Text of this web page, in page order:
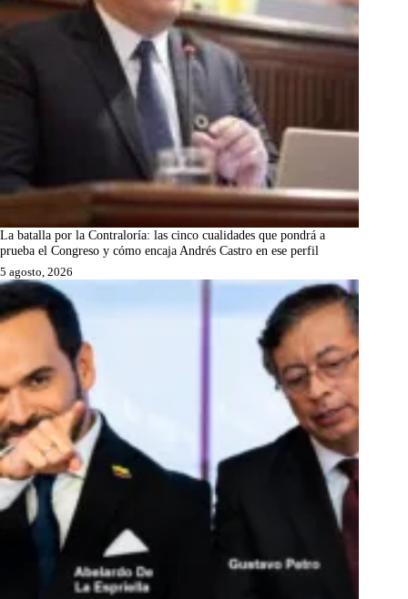
La batalla por la Contraloría: las cinco cualidades que pondrá a
prueba el Congreso y cómo encaja Andrés Castro en ese perfil
5 agosto, 2026